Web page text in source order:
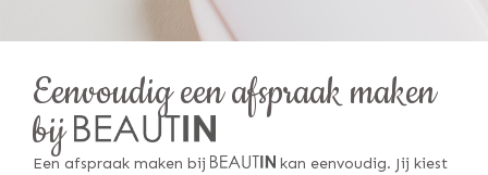
Eenvoudig een afspraak maken
bij
Een afspraak maken bij
kan eenvoudig. Jij kiest